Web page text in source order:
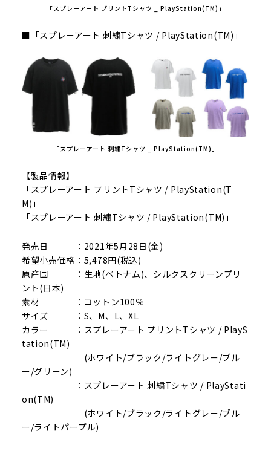
「スプレーアート プリントTシャツ _ PlayStation(TM)」
■「スプレーアート 刺繍Tシャツ / PlayStation(TM)」
「スプレーアート 刺繍Tシャツ _ PlayStation(TM)」
【製品情報】
「スプレーアート プリントTシャツ / PlayStation(T
M)」
「スプレーアート 刺繍Tシャツ / PlayStation(TM)」
発売日 ：2021年5月28日(金)
希望小売価格：5,478円(税込)
原産国 ：生地(ベトナム)、シルクスクリーンプリ
ント(日本)
素材 ：コットン100％
サイズ ：S、M、L、XL
カラー ：スプレーアート プリントTシャツ / PlayS
tation(TM)
(ホワイト/ブラック/ライトグレー/ブル
ー/グリーン)
：スプレーアート 刺繍Tシャツ / PlayStati
on(TM)
(ホワイト/ブラック/ライトグレー/ブル
ー/ライトパープル)